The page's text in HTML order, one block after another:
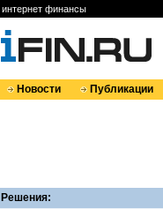
интернет финансы
Новости Публикации
Решения: